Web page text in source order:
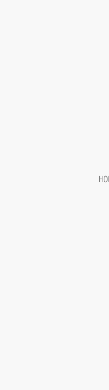
P H